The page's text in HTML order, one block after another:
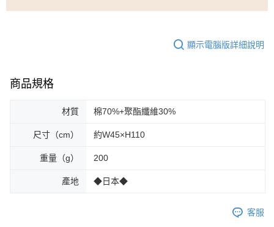
顯示電腦版詳細說明
商品規格
材質 棉70%+聚酯纖維30%
尺寸（cm） 約W45×H110
重量（g） 200
產地 ◆日本◆
客服